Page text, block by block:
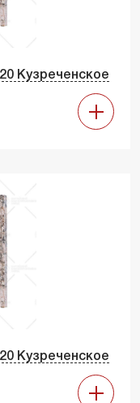
Кузреченское
Кузреченское